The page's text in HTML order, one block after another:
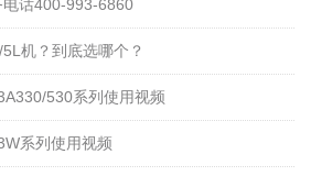
话400-993-6860
机？到底选哪个？
530系列使用视频
系列使用视频